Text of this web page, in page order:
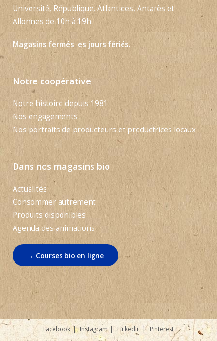
Université, République, Atlantides, Antarès et
Allonnes de 10h à 19h.
Magasins fermés les jours fériés.
Notre coopérative
Notre histoire depuis 1981
Nos engagements
Nos portraits de producteurs et productrices locaux
Dans nos magasins bio
Actualités
Consommer autrement
Produits disponibles
Agenda des animations
→ Courses bio en ligne
Facebook Instagram LinkedIn Pinterest